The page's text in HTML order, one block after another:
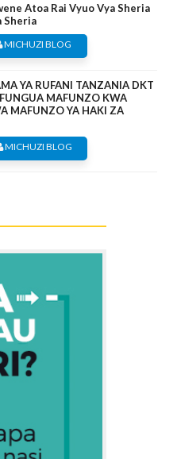
Atoa Rai Vyuo Vya Sheria
Sheria
MICHUZI BLOG
YA RUFANI TANZANIA DKT
MAFUNZO KWA
MAFUNZO YA HAKI ZA
MICHUZI BLOG